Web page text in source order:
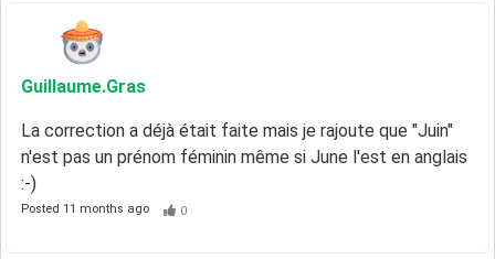
Guillaume.Gras
La correction a déjà était faite mais je rajoute que "Juin"
n'est pas un prénom féminin même si June l'est en anglais
:-)
Posted 11 months ago 0